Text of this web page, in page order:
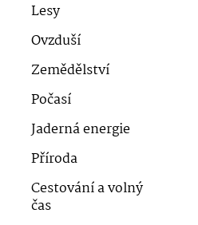
Lesy
Ovzduší
Zemědělství
Počasí
Jaderná energie
Příroda
Cestování a volný
čas